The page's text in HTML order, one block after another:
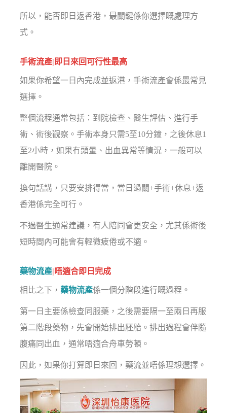
所以，能否即日返香港，最關鍵係你選擇嘅處理方
式。
手術流產|即日來回可行性最高
如果你希望一日內完成並返港，手術流產會係最常見
選擇。
整個流程通常包括：到院檢查、醫生評估、進行手
術、術後觀察。手術本身只需5至10分鐘，之後休息1
至2小時，如果冇頭暈、出血異常等情況，一般可以
離開醫院。
換句話講，只要安排得當，當日過關+手術+休息+返
香港係完全可行。
不過醫生通常建議，有人陪同會更安全，尤其係術後
短時間內可能會有輕微疲倦或不適。
藥物流產|唔適合即日完成
相比之下， 藥物流產係一個分階段進行嘅過程。
第一日主要係檢查同服藥，之後需要隔一至兩日再服
第二階段藥物，先會開始排出胚胎。排出過程會伴隨
腹痛同出血，通常唔適合舟車勞頓。
因此，如果你打算即日來回，藥流並唔係理想選擇。